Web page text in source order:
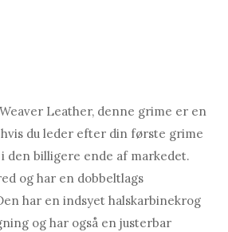
Leather, denne grime er en
du leder efter din første grime
den billigere ende af markedet.
og har en dobbeltlags
har en indsyet halskarbinekrog
og har også en justerbar